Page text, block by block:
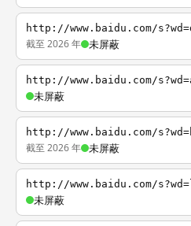
http://www.baidu.com/
截至 2026 年 未屏蔽
http://www.baidu.com/
未屏蔽
http://www.baidu.com/
截至 2026 年 未屏蔽
http://www.baidu.com/
未屏蔽